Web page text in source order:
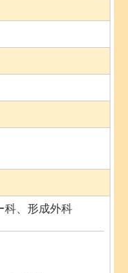
科、形成外科